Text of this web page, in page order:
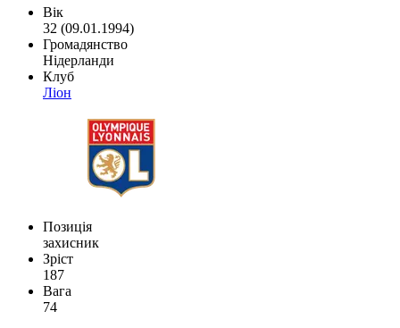
Вік
32 (09.01.1994)
Громадянство
Нідерланди
Клуб
Ліон
Позиція
захисник
Зріст
187
Вага
74